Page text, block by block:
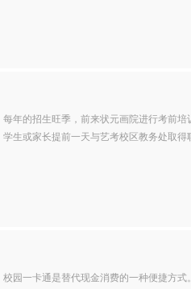
每年的招生旺季，前来状元画院进行考前
学生或家长提前一天与艺考校区教务处取
校园一卡通是替代现金消费的一种便捷方